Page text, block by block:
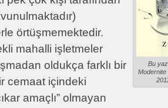
Bu
Modernite
örtüşmemektedir.
mahalli işletmeler
oldukça farklı bir
cemaat içindeki
amaçlı” olmayan